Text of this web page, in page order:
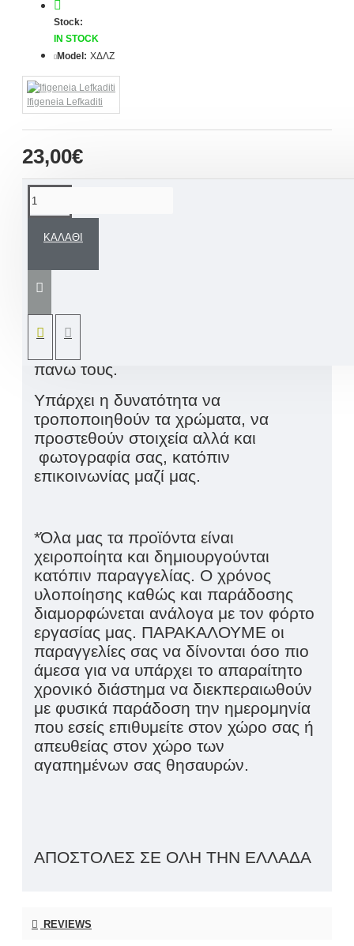
23,00€
Stock:
IN STOCK
Model: ΧΔΛΖ
Ifigeneia Lefkaditi
ΚΑΛΆΘΙ
αγαπημένο ή την αγαπημένη σας.
Χειροποίητα υφασμάτινα λαγουδάκια
ζευγάρι από άριστης ποιότητας
υφάσματα, λεπτομέρεια και στοιχεία
πάνω τους.
Υπάρχει η δυνατότητα να
τροποποιηθούν τα χρώματα, να
προστεθούν στοιχεία αλλά και
φωτογραφία σας, κατόπιν
επικοινωνίας μαζί μας.
*Όλα μας τα προϊόντα είναι
χειροποίητα και δημιουργούνται
κατόπιν παραγγελίας. Ο χρόνος
υλοποίησης καθώς και παράδοσης
διαμορφώνεται ανάλογα με τον φόρτο
εργασίας μας. ΠΑΡΑΚΑΛΟΥΜΕ οι
παραγγελίες σας να δίνονται όσο πιο
άμεσα για να υπάρχει το απαραίτητο
χρονικό διάστημα να διεκπεραιωθούν
με φυσικά παράδοση την ημερομηνία
που εσείς επιθυμείτε στον χώρο σας ή
απευθείας στον χώρο των
αγαπημένων σας θησαυρών.
ΑΠΟΣΤΟΛΕΣ ΣΕ ΟΛΗ ΤΗΝ ΕΛΛΑΔΑ
REVIEWS